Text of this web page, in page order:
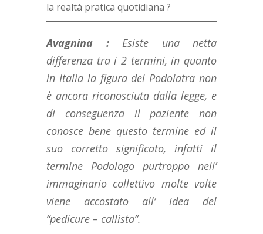
la realtà pratica quotidiana ?
Avagnina :Esiste una netta
differenza tra i 2 termini, in quanto
in Italia la figura del Podoiatra non
è ancora riconosciuta dalla legge, e
di conseguenza il paziente non
conosce bene questo termine ed il
suo corretto significato, infatti il
termine Podologo purtroppo nell’
immaginario collettivo molte volte
viene accostato all’ idea del
“pedicure – callista”.